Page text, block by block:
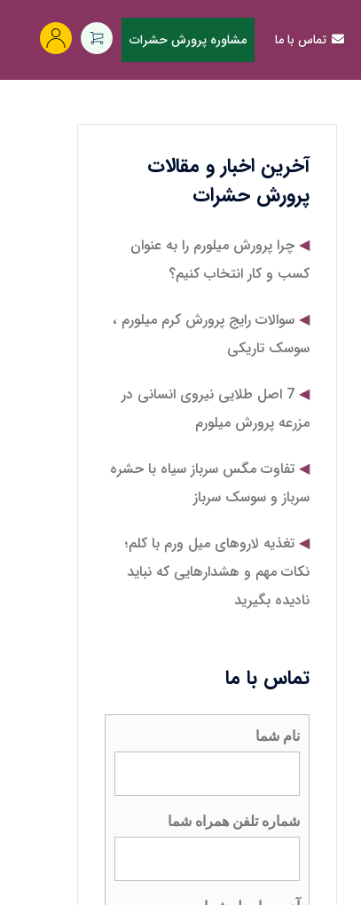
تماس با ما مشاوره پرورش حشرات
آخرین اخبار و مقالات
پرورش حشرات
چرا پرورش میلورم را به عنوان
کسب و کار انتخاب کنیم؟
سوالات رایج پرورش کرم میلورم ،
سوسک تاریکی
7 اصل طلایی نیروی انسانی در
مزرعه پرورش میلورم
تفاوت مگس سرباز سیاه با حشره
سرباز و سوسک سرباز
تغذیه لاروهای میل‌ ورم با کلم؛
نکات مهم و هشدارهایی که نباید
نادیده بگیرید
تماس با ما
نام شما
شماره تلفن همراه شما